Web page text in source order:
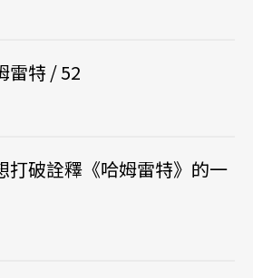
雷特 / 52
打破詮釋《哈姆雷特》的一